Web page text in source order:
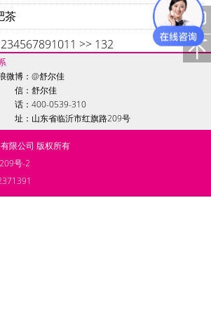
茶
234567891011 >> 132
微博： @舒尔佳
信：舒尔佳
话：400-0539-310
：山东省临沂市红旗路209号
限公司 版权所有
号-2